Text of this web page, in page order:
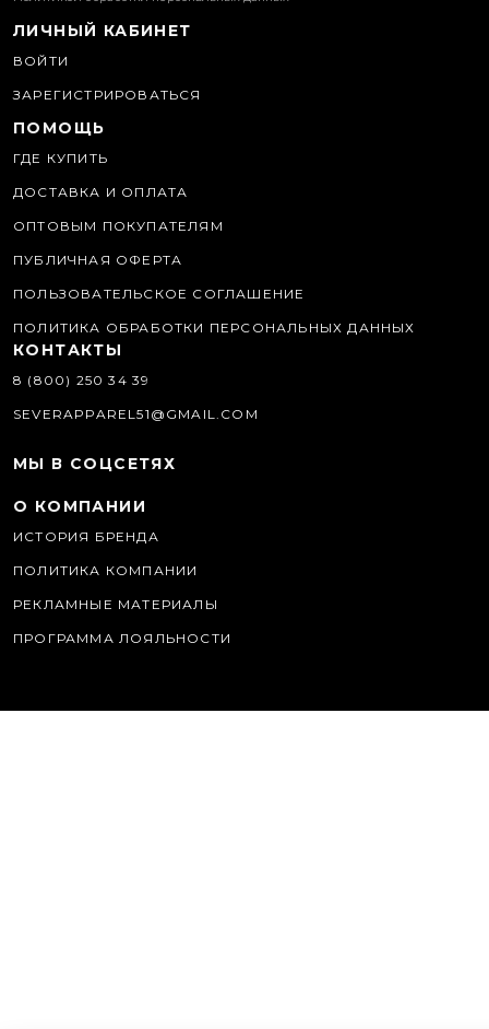
ЛИЧНЫЙ КАБИНЕТ
ВОЙТИ
ЗАРЕГИСТРИРОВАТЬСЯ
ПОМОЩЬ
ГДЕ КУПИТЬ
ДОСТАВКА И ОПЛАТА
ОПТОВЫМ ПОКУПАТЕЛЯМ
ПУБЛИЧНАЯ ОФЕРТА
ПОЛЬЗОВАТЕЛЬСКОЕ СОГЛАШЕНИЕ
ПОЛИТИКА ОБРАБОТКИ ПЕРСОНАЛЬНЫХ ДАННЫХ
КОНТАКТЫ
8 (800) 250 34 39
SEVERAPPAREL51@GMAIL.COM
МЫ В СОЦСЕТЯХ
О КОМПАНИИ
ИСТОРИЯ БРЕНДА
ПОЛИТИКА КОМПАНИИ
РЕКЛАМНЫЕ МАТЕРИАЛЫ
ПРОГРАММА ЛОЯЛЬНОСТИ